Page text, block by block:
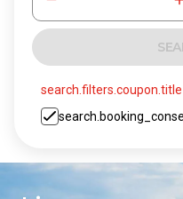
search.filters.coupon.title